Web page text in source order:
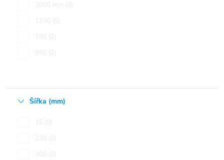
2000 mm
0
1150
0
790
0
890
0
Šířka (mm)
0
230
0
300
0